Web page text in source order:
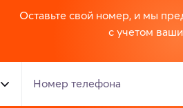
Оставьте свой номер, и мы
с учетом
Номер телефона